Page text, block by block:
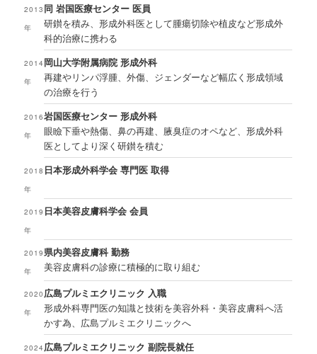
2013
年
同 岩国医療センター 医員
研鑚を積み、形成外科医として腫瘍切除や植皮など形成外
科的治療に携わる
2014
年
岡山大学附属病院 形成外科
再建やリンパ浮腫、外傷、ジェンダーなど幅広く形成領域
の治療を行う
2016
年
岩国医療センター 形成外科
眼瞼下垂や熱傷、鼻の再建、腋臭症のオペなど、形成外科
医としてより深く研鑚を積む
2018
年
日本形成外科学会 専門医 取得
2019
年
日本美容皮膚科学会 会員
2019
年
県内美容皮膚科 勤務
美容皮膚科の診療に積極的に取り組む
2020
年
広島プルミエクリニック 入職
形成外科専門医の知識と技術を美容外科・美容皮膚科へ活
かす為、広島プルミエクリニックへ
2024 広島プルミエクリニック 副院長就任